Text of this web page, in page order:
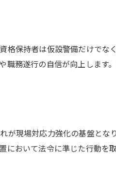
保持者は仮設警備だけで
務遂行の自信が向上します
現場対応力強化の基盤と
おいて法令に準じた行動を